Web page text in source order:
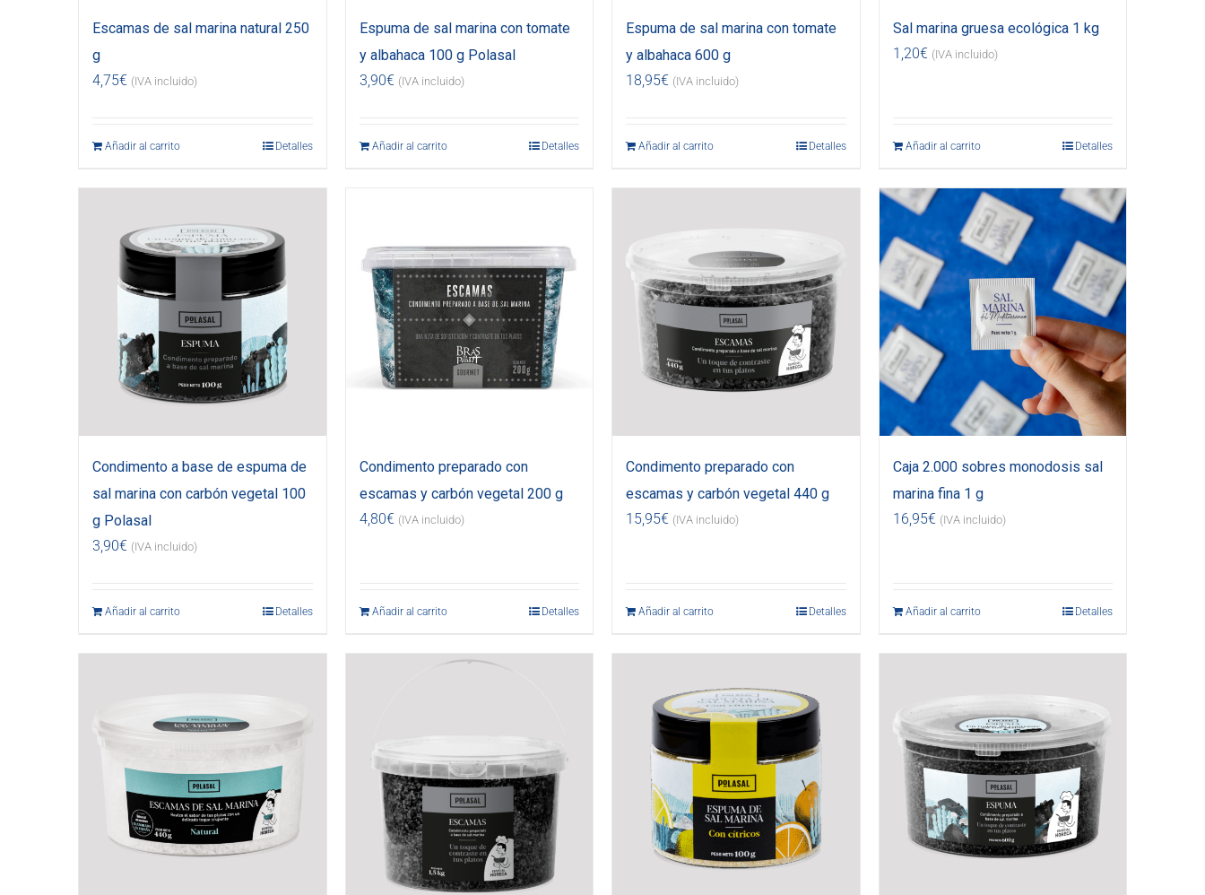
Escamas de sal marina natural 250
g
4,75€ (IVA incluido)
Añadir al carrito Detalles
Espuma de sal marina con tomate
y albahaca 100 g Polasal
3,90€ (IVA incluido)
Añadir al carrito Detalles
Espuma de sal marina con tomate
y albahaca 600 g
18,95€ (IVA incluido)
Añadir al carrito Detalles
Sal marina gruesa ecológica 1 kg
1,20€ (IVA incluido)
Añadir al carrito Detalles
Condimento a base de espuma de
sal marina con carbón vegetal 100
g Polasal
3,90€ (IVA incluido)
Añadir al carrito Detalles
Condimento preparado con
escamas y carbón vegetal 200 g
4,80€ (IVA incluido)
Añadir al carrito Detalles
Condimento preparado con
escamas y carbón vegetal 440 g
15,95€ (IVA incluido)
Añadir al carrito Detalles
Caja 2.000 sobres monodosis sal
marina fina 1 g
16,95€ (IVA incluido)
Añadir al carrito Detalles